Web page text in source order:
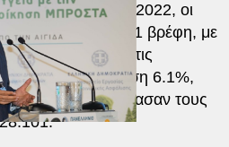
. Αναλυτικά για το 2022, οι
ανήλθαν σε 76.541 βρέφη, με
να βρίσκουν τις
επιπλέον μείωση 6.1%,
για το 2022 έφθασαν τους